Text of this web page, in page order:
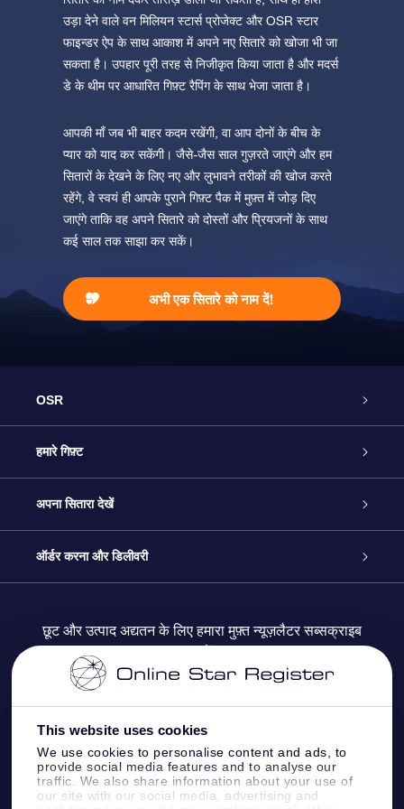
This website uses cookies
We use cookies to personalise content and ads, to
provide social media features and to analyse our
traffic. We also share information about your use of
our site with our social media, advertising and
ऐप स्टोर (आईओएस) प्ले स्टोर (एंड्रॉयड)
उड़ा देने वाले वन मिलियन स्टार्स प्रोजेक्ट और OSR स्टार
फाइन्डर ऐप के साथ आकाश में अपने नए सितारे को खोजा भी जा
सकता है। उपहार पूरी तरह से निजीकृत किया जाता है और मदर्स
डे के थीम पर आधारित गिफ़्ट रैपिंग के साथ भेजा जाता है।
आपकी माँ जब भी बाहर कदम रखेंगी, वा आप दोनों के बीच के
प्यार को याद कर सकेंगी। जैसे-जैस साल गुज़रते जाएंगे और हम
सितारों के देखने के लिए नए और लुभावने तरीकों की खोज करते
रहेंगे, वे स्वयं ही आपके पुराने गिफ़्ट पैक में मुफ़्त में जोड़ दिए
जाएंगे ताकि वह अपने सितारे को दोस्तों और प्रियजनों के साथ
कई साल तक साझा कर सकें।
अभी एक सितारे को नाम दें!
OSR
ग्राहक सेवा
हमसे संपर्क करें
ब्लॉग
हमारे गिफ़्ट
ऑनलाइन स्टार गिफ़्ट
OSR गिफ़्ट पैक
OSR गिफ़्ट कार्ड
कॉर्पोरेट उपहार
अपना सितारा देखें
स्टार रजिस्टर
स्टार पेज को अपनी पसंद के मुताबिक तैयार करें
वन मिलियन स्टार्स
OSR स्टार सेवर
ऑर्डर करना और डिलीवरी
भुगतान जानकारी
शिपिंग जानकारी
वापिसी नीति
छूट और उत्पाद अद्यतन के लिए हमारा मुफ़्त न्यूज़लैटर सब्सक्राइब